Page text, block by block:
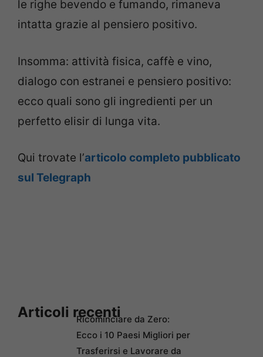
le righe bevendo e fumando, rimaneva
intatta grazie al pensiero positivo.
Insomma: attività fisica, caffè e vino,
dialogo con estranei e pensiero positivo:
ecco quali sono gli ingredienti per un
perfetto elisir di lunga vita.
Qui trovate l’articolo completo pubblicato
sul Telegraph
Articoli recentiRicominciare da Zero:
Ecco i 10 Paesi Migliori per
Trasferirsi e Lavorare da